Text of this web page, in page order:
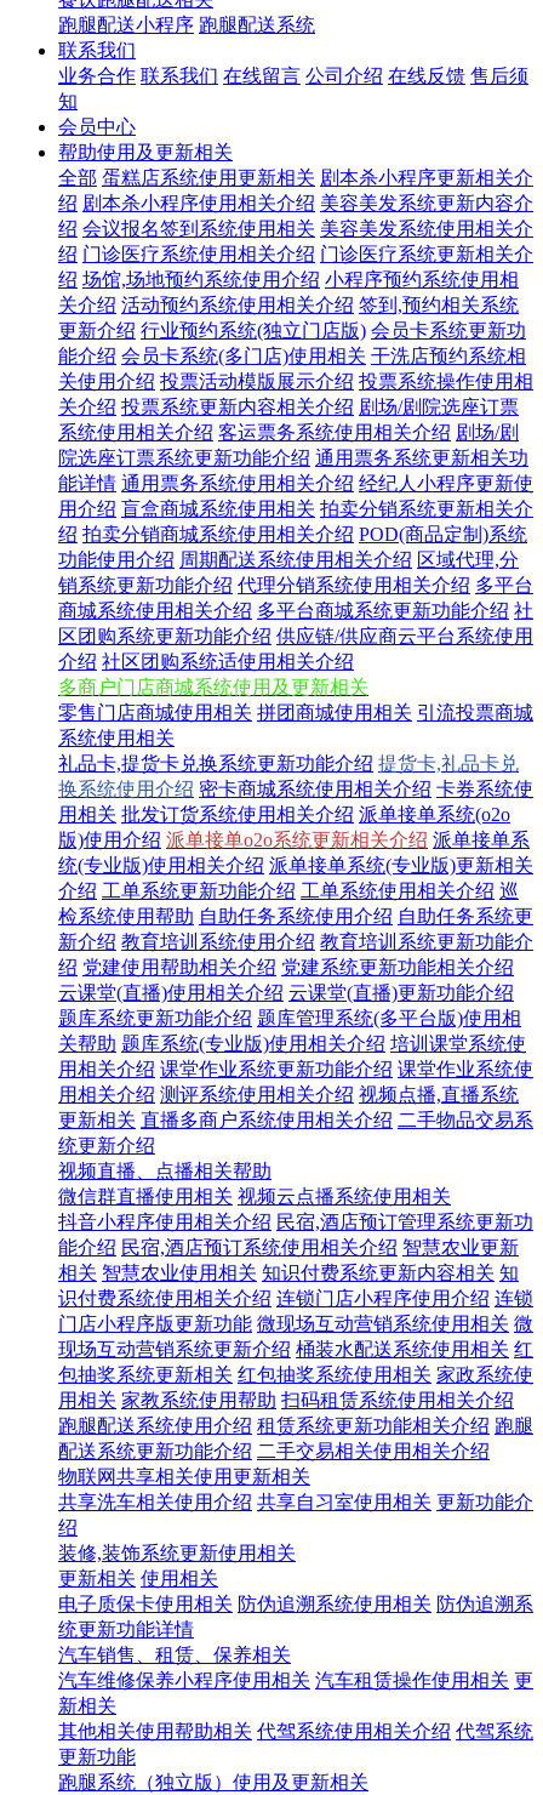
跑腿配送小程序 跑腿配送系统
联系我们
业务合作 联系我们 在线留言 公司介绍 在线反馈 售后须
知
会员中心
帮助使用及更新相关
全部 蛋糕店系统使用更新相关 剧本杀小程序更新相关介
绍 剧本杀小程序使用相关介绍 美容美发系统更新内容介
绍 会议报名签到系统使用相关 美容美发系统使用相关介
绍 门诊医疗系统使用相关介绍 门诊医疗系统更新相关介
绍 场馆,场地预约系统使用介绍 小程序预约系统使用相
关介绍 活动预约系统使用相关介绍 签到,预约相关系统
更新介绍 行业预约系统(独立门店版) 会员卡系统更新功
能介绍 会员卡系统(多门店)使用相关 干洗店预约系统相
关使用介绍 投票活动模版展示介绍 投票系统操作使用相
关介绍 投票系统更新内容相关介绍 剧场/剧院选座订票
系统使用相关介绍 客运票务系统使用相关介绍 剧场/剧
院选座订票系统更新功能介绍 通用票务系统更新相关功
能详情 通用票务系统使用相关介绍 经纪人小程序更新使
用介绍 盲盒商城系统使用相关 拍卖分销系统更新相关介
绍 拍卖分销商城系统使用相关介绍 POD(商品定制)系统
功能使用介绍 周期配送系统使用相关介绍 区域代理,分
销系统更新功能介绍 代理分销系统使用相关介绍 多平台
商城系统使用相关介绍 多平台商城系统更新功能介绍 社
区团购系统更新功能介绍 供应链/供应商云平台系统使用
介绍 社区团购系统适使用相关介绍
多商户门店商城系统使用及更新相关
零售门店商城使用相关 拼团商城使用相关 引流投票商城
系统使用相关
礼品卡,提货卡兑换系统更新功能介绍 提货卡,礼品卡兑
换系统使用介绍 密卡商城系统使用相关介绍 卡券系统使
用相关 批发订货系统使用相关介绍 派单接单系统(o2o
版)使用介绍 派单接单o2o系统更新相关介绍 派单接单系
统(专业版)使用相关介绍 派单接单系统(专业版)更新相关
介绍 工单系统更新功能介绍 工单系统使用相关介绍 巡
检系统使用帮助 自助任务系统使用介绍 自助任务系统更
新介绍 教育培训系统使用介绍 教育培训系统更新功能介
绍 党建使用帮助相关介绍 党建系统更新功能相关介绍
云课堂(直播)使用相关介绍 云课堂(直播)更新功能介绍
题库系统更新功能介绍 题库管理系统(多平台版)使用相
关帮助 题库系统(专业版)使用相关介绍 培训课堂系统使
用相关介绍 课堂作业系统更新功能介绍 课堂作业系统使
用相关介绍 测评系统使用相关介绍 视频点播,直播系统
更新相关 直播多商户系统使用相关介绍 二手物品交易系
统更新介绍
视频直播、点播相关帮助
微信群直播使用相关 视频云点播系统使用相关
抖音小程序使用相关介绍 民宿,酒店预订管理系统更新功
能介绍 民宿,酒店预订系统使用相关介绍 智慧农业更新
相关 智慧农业使用相关 知识付费系统更新内容相关 知
识付费系统使用相关介绍 连锁门店小程序使用介绍 连锁
门店小程序版更新功能 微现场互动营销系统使用相关 微
现场互动营销系统更新介绍 桶装水配送系统使用相关 红
包抽奖系统更新相关 红包抽奖系统使用相关 家政系统使
用相关 家教系统使用帮助 扫码租赁系统使用相关介绍
跑腿配送系统使用介绍 租赁系统更新功能相关介绍 跑腿
配送系统更新功能介绍 二手交易相关使用相关介绍
物联网共享相关使用更新相关
共享洗车相关使用介绍 共享自习室使用相关 更新功能介
绍
装修,装饰系统更新使用相关
更新相关 使用相关
电子质保卡使用相关 防伪追溯系统使用相关 防伪追溯系
统更新功能详情
汽车销售、租赁、保养相关
汽车维修保养小程序使用相关 汽车租赁操作使用相关 更
新相关
其他相关使用帮助相关 代驾系统使用相关介绍 代驾系统
更新功能
跑腿系统（独立版）使用及更新相关